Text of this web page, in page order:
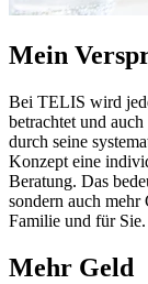
Mein
Bei TELIS wird
betrachtet und
durch seine
Konzept eine
Beratung. Das
sondern auch
Familie und für Sie.
Mehr Geld